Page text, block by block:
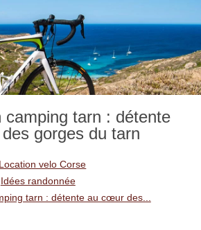
camping tarn : détente
gorges du tarn
Location velo Corse
Idées randonnée
tarn : détente au cœur des...